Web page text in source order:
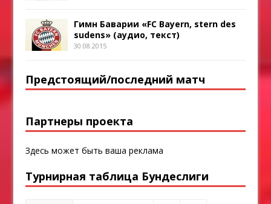
Гимн Баварии «FC Bayern, stern des
sudens» (аудио, текст)
30.08.2015
Предстоящий/последний матч
Партнеры проекта
Здесь может быть ваша реклама
Турнирная таблица Бундеслиги